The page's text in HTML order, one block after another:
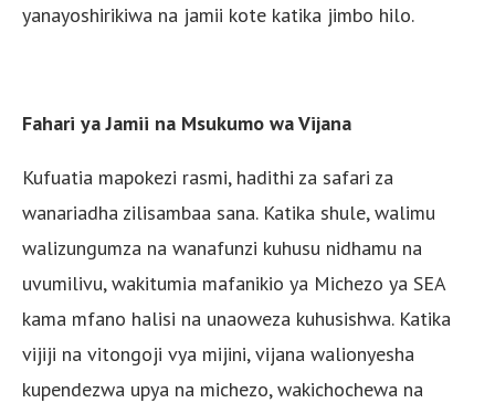
yanayoshirikiwa na jamii kote katika jimbo hilo.
Fahari ya Jamii na Msukumo wa Vijana
Kufuatia mapokezi rasmi, hadithi za safari za
wanariadha zilisambaa sana. Katika shule, walimu
walizungumza na wanafunzi kuhusu nidhamu na
uvumilivu, wakitumia mafanikio ya Michezo ya SEA
kama mfano halisi na unaoweza kuhusishwa. Katika
vijiji na vitongoji vya mijini, vijana walionyesha
kupendezwa upya na michezo, wakichochewa na